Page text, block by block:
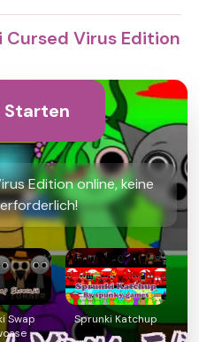
Cursed Virus Edition
Starten
Edition online, keine
Swap
Sprunki Katchup